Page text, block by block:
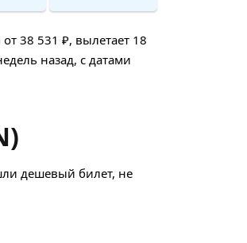
38 531 ₽, вылетает 18
назад, с датами
дешевый билет, не